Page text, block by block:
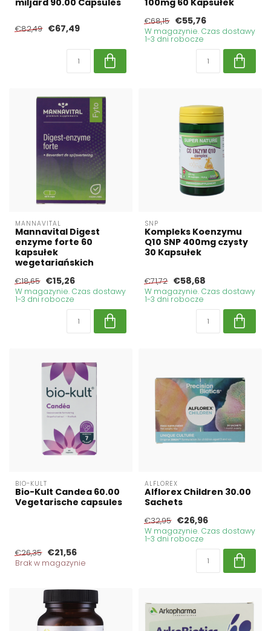
miljard 90.00 Capsules
€82,49 €67,49
100mg 60 Kapsułek
€68,15 €55,76
W magazynie. Czas dostawy
1-3 dni robocze
MANNAVITAL
Mannavital Digest
enzyme forte 60
kapsułek
wegetariańskich
€18,65 €15,26
W magazynie. Czas dostawy
1-3 dni robocze
SNP
Kompleks Koenzymu
Q10 SNP 400mg czysty
30 Kapsułek
€71,72 €58,68
W magazynie. Czas dostawy
1-3 dni robocze
BIO-KULT
Bio-Kult Candea 60.00
Vegetarische capsules
€26,35 €21,56
Brak w magazynie
ALFLOREX
Alflorex Children 30.00
Sachets
€32,95 €26,96
W magazynie. Czas dostawy
1-3 dni robocze